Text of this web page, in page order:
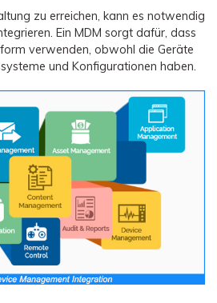
zu erreichen, kann es notwendig
Ein MDM sorgt dafür, dass
verwenden, obwohl die Geräte
und Konfigurationen haben.